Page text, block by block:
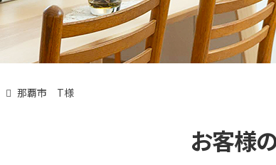
那覇市 T様
お客様